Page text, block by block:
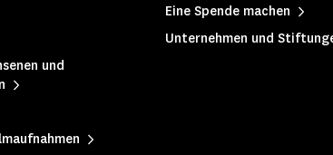
und
Eine Spende machen
Unternehmen und